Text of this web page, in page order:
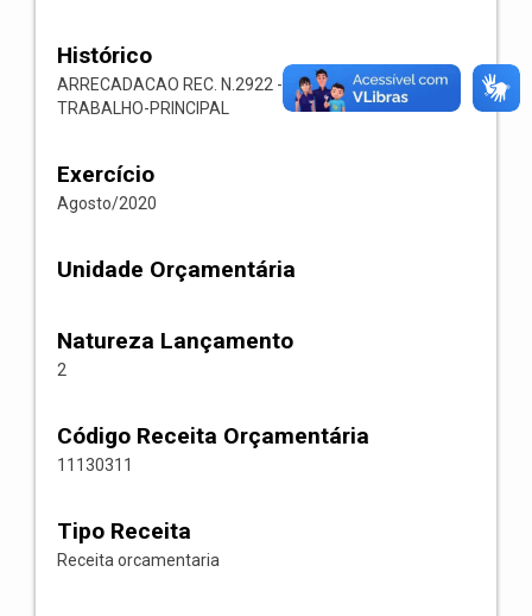
Histórico
ARRECADACAO REC. N.2922 -- 1113.03.1.1.00-IRRF-
TRABALHO-PRINCIPAL
Exercício
Agosto/2020
Unidade Orçamentária
Natureza Lançamento
2
Código Receita Orçamentária
11130311
Tipo Receita
Receita orcamentaria